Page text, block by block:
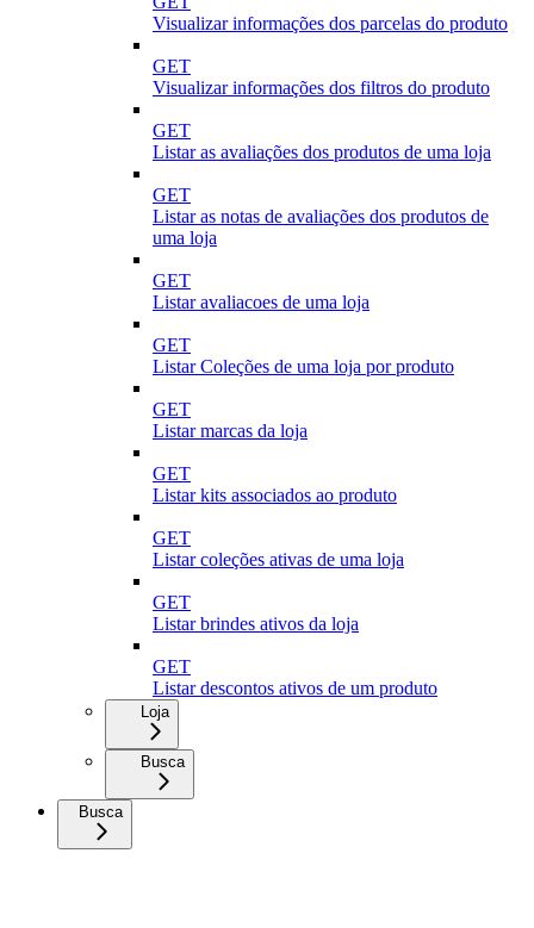
Visualizar informações dos parcelas do produto
GET
Visualizar informações dos filtros do produto
GET
Listar as avaliações dos produtos de uma loja
GET
Listar as notas de avaliações dos produtos de
uma loja
GET
Listar avaliacoes de uma loja
GET
Listar Coleções de uma loja por produto
GET
Listar marcas da loja
GET
Listar kits associados ao produto
GET
Listar coleções ativas de uma loja
GET
Listar brindes ativos da loja
GET
Listar descontos ativos de um produto
Loja
Busca
Busca